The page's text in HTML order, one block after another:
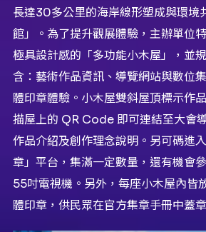
長達30多公里的海岸線形塑成與環境
館」。為了提升觀展體驗，主辦單位
極具設計感的「多功能小木屋」，並
含：藝術作品資訊、導覽網站與數位
體印章體驗。小木屋雙斜屋頂標示作
描屋上的 QR Code 即可連結至大會
作品介紹及創作理念說明。另可碼進
章」平台，集滿一定數量，還有機會
55吋電視機。另外，每座小木屋內皆
體印章，供民眾在官方集章手冊中蓋